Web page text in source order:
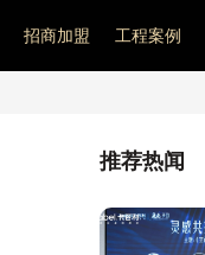
招商加盟 工程案例
推荐热闻